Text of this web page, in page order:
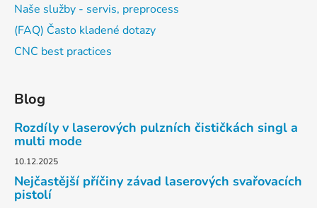
Naše služby - servis, preprocess
(FAQ) Často kladené dotazy
CNC best practices
Blog
Rozdíly v laserových pulzních čističkách singl a
multi mode
10.12.2025
Nejčastější příčiny závad laserových svařovacích
pistolí